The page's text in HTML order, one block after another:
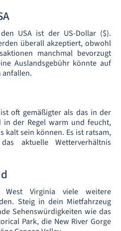
USA ist der US-Dollar ($).
überall akzeptiert, obwohl
manchmal bevorzugt
Auslandsgebühr könnte auf
anfallen.
oft gemäßigter als das in der
in der Regel warm und feucht,
kalt sein können. Es ist ratsam,
aktuelle Wetterverhältnis
West Virginia viele weitere
Steig in dein Mietfahrzeug
Sehenswürdigkeiten wie das
Park, die New River Gorge